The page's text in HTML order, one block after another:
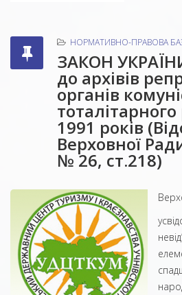
НОРМАТИВНО-ПРАВОВА
ЗАКОН
до архівів
органів
1991 років
Верховної
№ 26, ст.218)